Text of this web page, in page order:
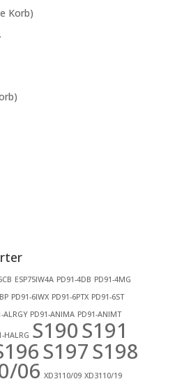
Korb)
ESP75IW4A PD91-4DB PD91-4MG
PD91-6IWX PD91-6PTX PD91-6ST
ALRGY PD91-ANIMA PD91-ANIMT
HALRG S190S191
S197S198
06 XD3110/09 XD3110/19